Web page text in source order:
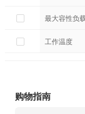
最大容性负
工作温度
购物指南